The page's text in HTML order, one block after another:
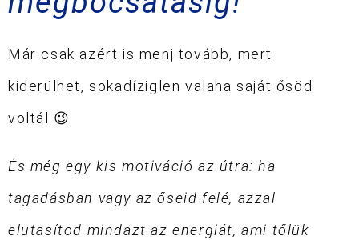
Már csak azért is menj tovább, mert
kiderülhet, sokadíziglen valaha saját ősöd
voltál 😉
És még egy kis motiváció az útra: ha
tagadásban vagy az őseid felé, azzal
elutasítod mindazt az energiát, ami tőlük